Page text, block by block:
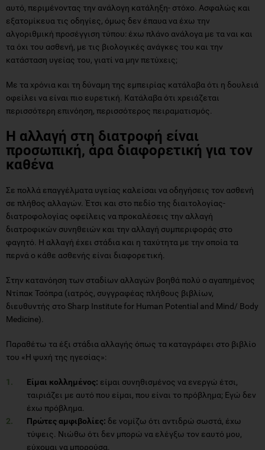
αυτό, περιμένοντας την ανάλογη κατάληξη- στόχο. Ασφαλώς και
εξατομίκευα τις οδηγίες, όμως δεν έπαυα να έχω την
αλγοριθμική προσέγγιση τύπου: έχω πλάνο ανάλογα με τα ναι και
τα όχι του ασθενή, με τις βιολογικές ανάγκες του και την
κατάσταση υγείας του, γιατί να μην πετύχεις;
Με τα χρόνια και τη δύναμη της εμπειρίας κατάλαβα ότι η δουλειά
οφείλει να είναι πιο ευρετική. Κατάλαβα ότι χρειάζεται
περισσότερη επινόηση, περισσότερος πειραματισμός.
Η αλλαγή στη διατροφή είναι
προσωπική, άρα διαφορετική για τον
καθένα
Σε πολλά επαγγέλματα υγείας καλείσαι να οδηγήσεις τον ασθενή
σε πλήθος αλλαγών. Έτσι και στο πεδίο της διαιτολογίας-
διατροφολογίας οφείλεις να προκαλέσεις την αλλαγή
διατροφικών συνηθειών και την αλλαγή συμπεριφοράς στο
φαγητό. Η αλλαγή έχει στάδια και η ταχύτητα με την οποία τα
περνά ο κάθε ασθενής είναι διαφορετική.
Στην κατανόηση των σταδίων αλλαγών βοηθά πολύ ο αγαπημένος
Ντίπακ Τσόπρα (ιατρός, συγγραφέας πλήθους βιβλίων,
διευθυντής στο Sharp Institute for Human Potential and Mind/ Body
Medicine).
Παραθέτω τα έξι στάδια αλλαγής όπως τα καταγράφει στο βιβλίο
του «Η ψυχή της ηγεσίας»:
Είμαι κολλημένος: είμαι συνηθισμένος να ενεργώ έτσι,
ταιριάζει με αυτό που είμαι, που είναι το πρόβλημα; Εγώ δεν
έχω πρόβλημα.
Πρώτες αμφιβολίες: δε νομίζω ότι αντιδρώ σωστά, έχω
τύψεις. Νιώθω ότι δεν μπορώ να ελέγξω τον εαυτό μου,
εύχομαι να μπορούσα.